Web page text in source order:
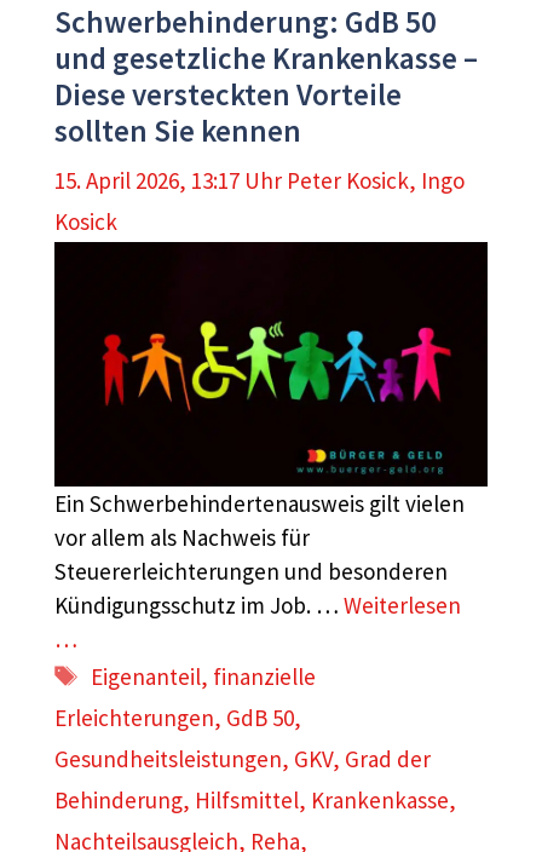
Schwerbehinderung: GdB 50
und gesetzliche Krankenkasse –
Diese versteckten Vorteile
sollten Sie kennen
15. April 2026, 13:17 Uhr Peter Kosick, Ingo
Kosick
Ein Schwerbehindertenausweis gilt vielen
vor allem als Nachweis für
Steuererleichterungen und besonderen
Kündigungsschutz im Job. … Weiterlesen
…
Schlagwörter
Eigenanteil, finanzielle
Erleichterungen, GdB 50,
Gesundheitsleistungen, GKV, Grad der
Behinderung, Hilfsmittel, Krankenkasse,
Nachteilsausgleich, Reha,